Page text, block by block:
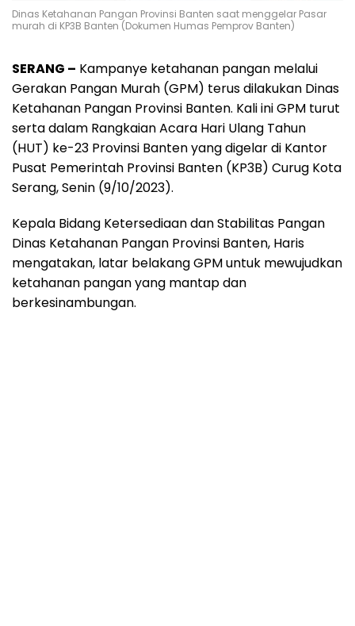
Dinas Ketahanan Pangan Provinsi Banten saat menggelar Pasar
murah di KP3B Banten (Dokumen Humas Pemprov Banten)
SERANG – Kampanye ketahanan pangan melalui
Gerakan Pangan Murah (GPM) terus dilakukan Dinas
Ketahanan Pangan Provinsi Banten. Kali ini GPM turut
serta dalam Rangkaian Acara Hari Ulang Tahun
(HUT) ke-23 Provinsi Banten yang digelar di Kantor
Pusat Pemerintah Provinsi Banten (KP3B) Curug Kota
Serang, Senin (9/10/2023).
Kepala Bidang Ketersediaan dan Stabilitas Pangan
Dinas Ketahanan Pangan Provinsi Banten, Haris
mengatakan, latar belakang GPM untuk mewujudkan
ketahanan pangan yang mantap dan
berkesinambungan.